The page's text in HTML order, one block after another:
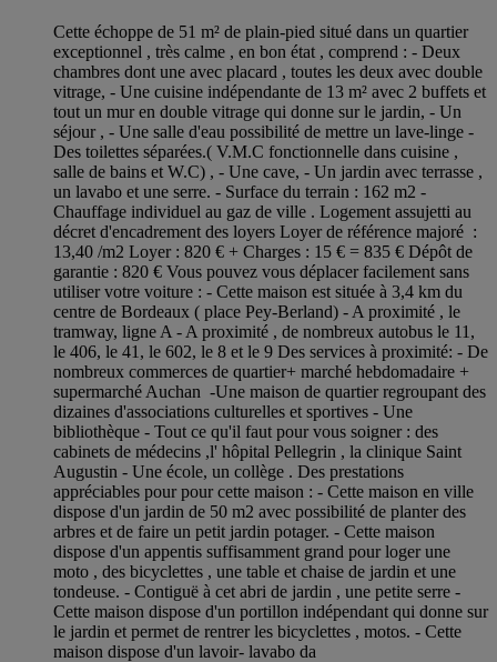
Cette échoppe de 51 m² de plain-pied situé dans un quartier
exceptionnel , très calme , en bon état , comprend : - Deux
chambres dont une avec placard , toutes les deux avec double
vitrage, - Une cuisine indépendante de 13 m² avec 2 buffets et
tout un mur en double vitrage qui donne sur le jardin, - Un
séjour , - Une salle d'eau possibilité de mettre un lave-linge -
Des toilettes séparées.( V.M.C fonctionnelle dans cuisine ,
salle de bains et W.C) , - Une cave, - Un jardin avec terrasse ,
un lavabo et une serre. - Surface du terrain : 162 m2 -
Chauffage individuel au gaz de ville . Logement assujetti au
décret d'encadrement des loyers Loyer de référence majoré :
13,40 /m2 Loyer : 820 € + Charges : 15 € = 835 € Dépôt de
garantie : 820 € Vous pouvez vous déplacer facilement sans
utiliser votre voiture : - Cette maison est située à 3,4 km du
centre de Bordeaux ( place Pey-Berland) - A proximité , le
tramway, ligne A - A proximité , de nombreux autobus le 11,
le 406, le 41, le 602, le 8 et le 9 Des services à proximité: - De
nombreux commerces de quartier+ marché hebdomadaire +
supermarché Auchan -Une maison de quartier regroupant des
dizaines d'associations culturelles et sportives - Une
bibliothèque - Tout ce qu'il faut pour vous soigner : des
cabinets de médecins ,l' hôpital Pellegrin , la clinique Saint
Augustin - Une école, un collège . Des prestations
appréciables pour pour cette maison : - Cette maison en ville
dispose d'un jardin de 50 m2 avec possibilité de planter des
arbres et de faire un petit jardin potager. - Cette maison
dispose d'un appentis suffisamment grand pour loger une
moto , des bicyclettes , une table et chaise de jardin et une
tondeuse. - Contiguë à cet abri de jardin , une petite serre -
Cette maison dispose d'un portillon indépendant qui donne sur
le jardin et permet de rentrer les bicyclettes , motos. - Cette
maison dispose d'un lavoir- lavabo da